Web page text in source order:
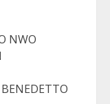
NWO